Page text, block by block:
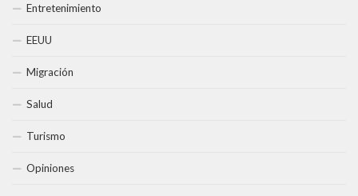
Entretenimiento
EEUU
Migración
Salud
Turismo
Opiniones